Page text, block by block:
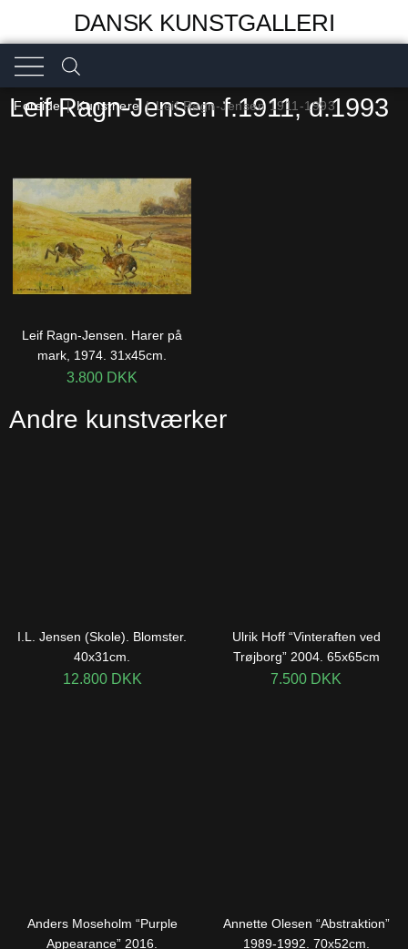
DANSK KUNSTGALLERI
Forside|Kunstnere |Leif Ragn-Jensen 1911-1993
Leif Ragn-Jensen f.1911, d.1993
Leif Ragn-Jensen. Harer på
mark, 1974. 31x45cm.
3.800 DKK
Andre kunstværker
I.L. Jensen (Skole). Blomster.
40x31cm.
12.800 DKK
Ulrik Hoff “Vinteraften ved
Trøjborg” 2004. 65x65cm
7.500 DKK
Anders Moseholm “Purple
Appearance” 2016.
Annette Olesen “Abstraktion”
1989-1992. 70x52cm.